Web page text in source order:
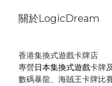
關於LogicDream
香港集換式遊戲卡牌店
專營日本集換式遊戲卡牌
數碼暴龍、海賊王卡牌比